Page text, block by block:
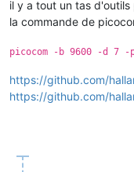
il y a tout un tas
la commande de
picocom -b 9600 -d 7
https://github.com/
https://github.com/